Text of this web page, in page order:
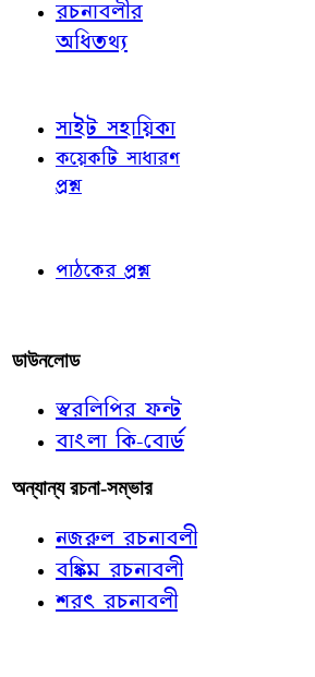
রচনাবলীর
অধিতথ্য
সাইট সহায়িকা
কয়েকটি সাধারণ
প্রশ্ন
পাঠকের প্রশ্ন
ডাউনলোড
স্বরলিপির ফন্ট
বাংলা কি-বোর্ড
অন্যান্য রচনা-সম্ভার
নজরুল রচনাবলী
বঙ্কিম রচনাবলী
শরৎ রচনাবলী